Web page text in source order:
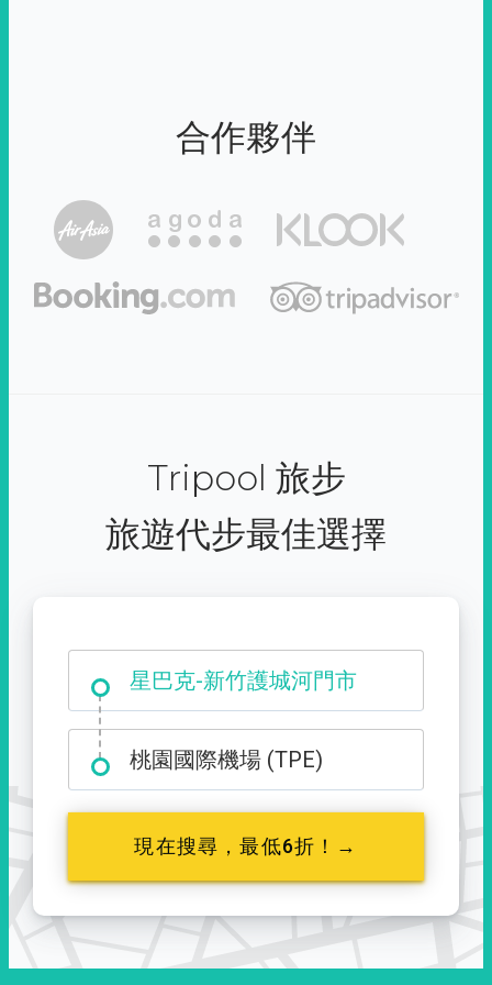
合作夥伴
Tripool 旅步
旅遊代步最佳選擇
大霸尖山登山口
桃園國際機場 (TPE)
現在搜尋，最低6折！→